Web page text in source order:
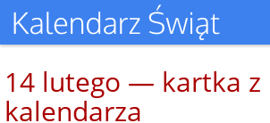
14 lutego — kartka z
kalendarza